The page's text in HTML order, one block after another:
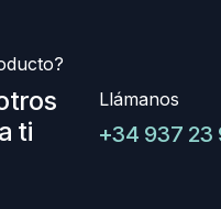
ti
Llámanos
+34 937 23